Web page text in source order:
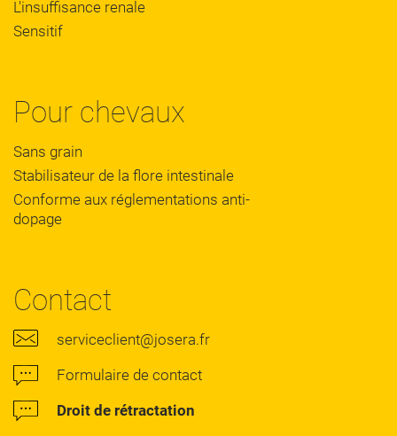
L'insuffisance renale
Sensitif
Pour chevaux
Sans grain
Stabilisateur de la flore intestinale
Conforme aux réglementations anti-
dopage
Contact
serviceclient@josera.fr
Formulaire de contact
Droit de rétractation